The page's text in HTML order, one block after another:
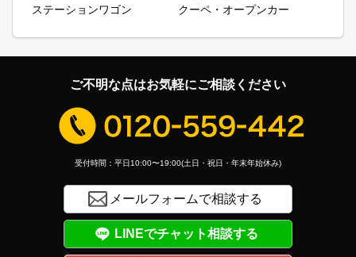
なのではないでしょうか。カーリースカルモくんの新車カーリース
いたします。公式サイトに載っていない車種でも取扱いが可能で
に選べるので、車選びの楽しみも存分に味わっていただけます。ま
た、初期費用の必要がないカーリースであれば、購入ではためらっ
てしまいそうな憧れの車にも手が届くかもしれません。カーリース
カルモくんならではのお得な新車カーリース、ぜひご検討くださ
ステーションワゴン
クーペ・オープンカー
ご不明な点はお気軽にご相談ください
受付時間：平日10:00〜19:00(土日・祝日・年末年始休み)
メールフォームで相談する
LINEでチャット相談する